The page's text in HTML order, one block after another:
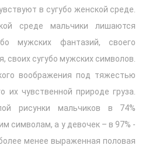
в сугубо женской среде.
среде мальчики лишаются
мужских фантазий, своего
своих сугубо мужских символов.
воображения под тяжестью
их чувственной природе груза.
рисунки мальчиков в 74%
символам, а у девочек – в 97% -
менее выраженная половая